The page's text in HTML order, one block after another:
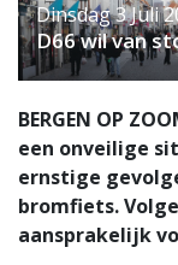
Dinsdag 3 Juli
D66 wil van
BERGEN OP
een onveilige
ernstige
bromfiets.
aansprakelijk